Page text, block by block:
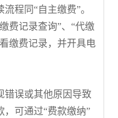
程同“自主缴费”。
费记录查询”、“代缴
缴费记录，并开具电
错误或其他原因导致
，可通过“费款缴纳”